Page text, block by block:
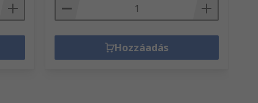
Hozzáadás